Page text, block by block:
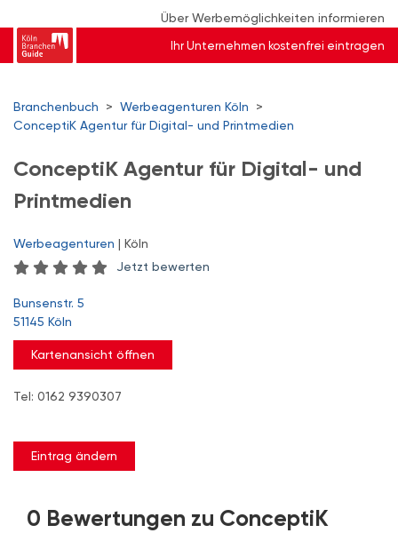
Über Werbemöglichkeiten informieren
Ihr Unternehmen kostenfrei eintragen
Branchenbuch > Werbeagenturen Köln
>
ConceptiK Agentur für Digital- und Printmedien
ConceptiK Agentur für Digital- und
Printmedien
Werbeagenturen | Köln
Jetzt bewerten
Bunsenstr. 5
51145 Köln
Kartenansicht öffnen
Tel: 0162 9390307
Eintrag ändern
0 Bewertungen zu ConceptiK